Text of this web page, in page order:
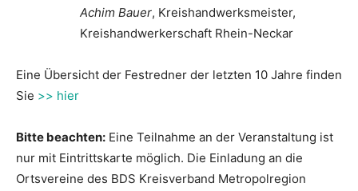
Achim Bauer, Kreishandwerksmeister,
Kreishandwerkerschaft Rhein-Neckar
Eine Übersicht der Festredner der letzten 10 Jahre finden
Sie >> hier
Bitte beachten: Eine Teilnahme an der Veranstaltung ist
nur mit Eintrittskarte möglich. Die Einladung an die
Ortsvereine des BDS Kreisverband Metropolregion